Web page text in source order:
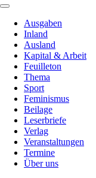
Ausgaben
Inland
Ausland
Kapital & Arbeit
Feuilleton
Thema
Sport
Feminismus
Beilage
Leserbriefe
Verlag
Veranstaltungen
Termine
Über uns